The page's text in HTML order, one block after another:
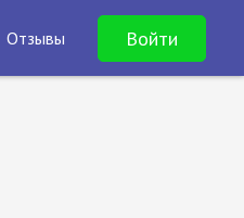
Отзывы Войти